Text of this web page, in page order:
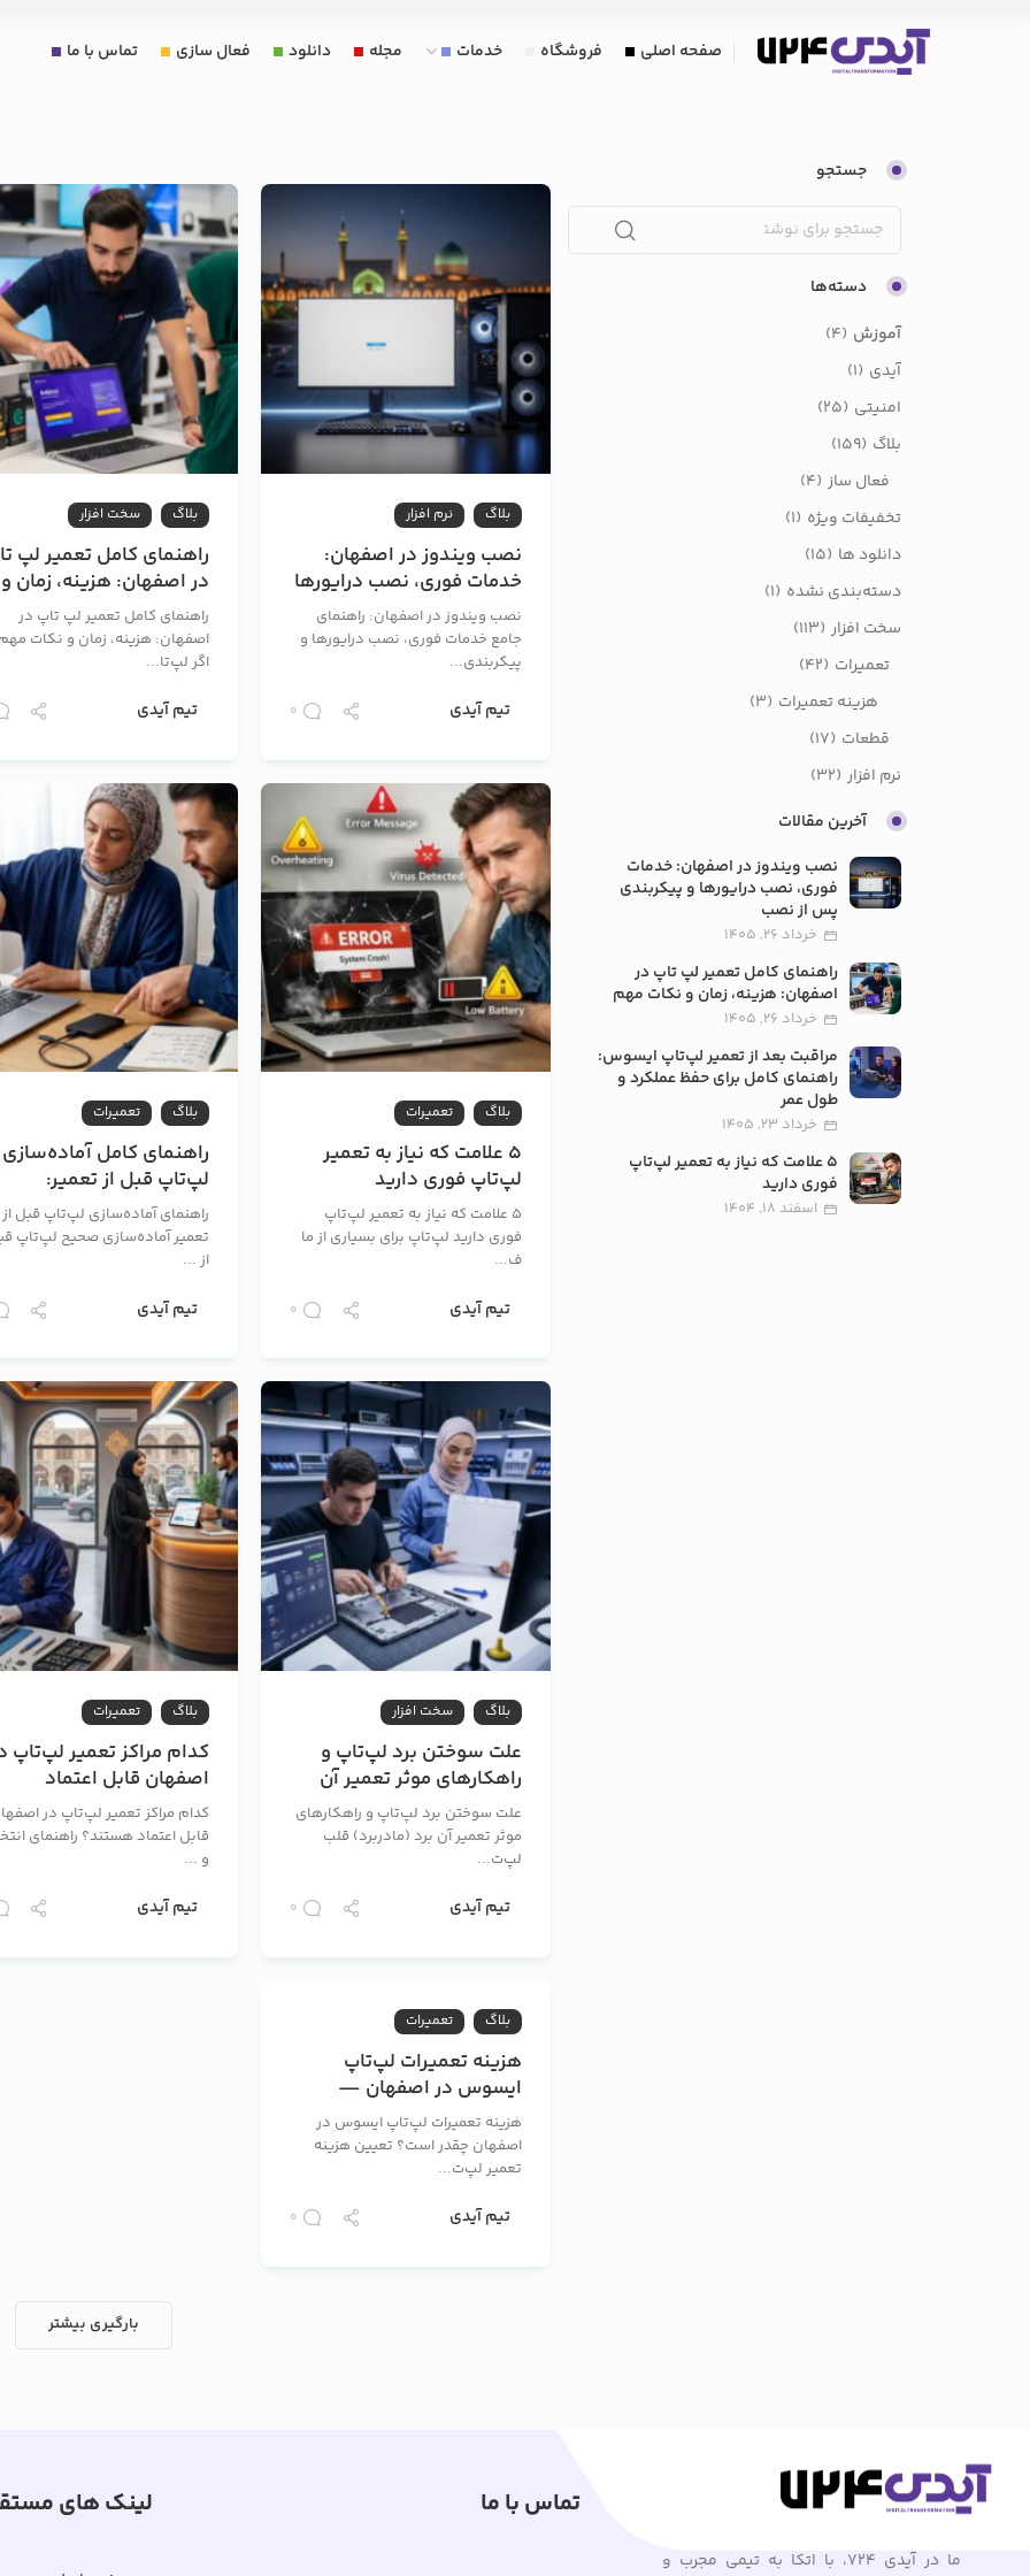
صفحه اصلی فروشگاه خدمات مجله دانلود فعال سازی تماس با ما
جستجو
دسته‌ها
آموزش (4)
آیدی (1)
امنیتی (25)
بلاگ (159)
فعال ساز (4)
تخفیفات ویژه (1)
دانلود ها (15)
دسته‌بندی نشده (1)
سخت افزار (113)
تعمیرات (42)
هزینه تعمیرات (3)
قطعات (17)
نرم افزار (32)
آخرین مقالات
نصب ویندوز در اصفهان: خدمات
فوری، نصب درایورها و پیکربندی
پس از نصب
خرداد 26, 1405
راهنمای کامل تعمیر لپ تاپ در
اصفهان: هزینه، زمان و نکات مهم
خرداد 26, 1405
مراقبت بعد از تعمیر لپ‌تاپ ایسوس:
راهنمای کامل برای حفظ عملکرد و
طول عمر
خرداد 23, 1405
5 علامت که نیاز به تعمیر لپ‌تاپ
فوری دارید
اسفند 18, 1404
بلاگ نرم افزار
نصب ویندوز در اصفهان:
خدمات فوری، نصب درایورها
و پیکربندی پس از نصب
نصب ویندوز در اصفهان: راهنمای
جامع خدمات فوری، نصب درایورها و
پیکربندی...
تیم آیدی 0
بلاگ سخت افزار
راهنمای کامل تعمیر لپ
در اصفهان: هزینه، زمان و
نکات مهم
راهنمای کامل تعمیر لپ تاپ در
اصفهان: هزینه، زمان و نکات
اگر لپ‌تا...
تیم آیدی
بلاگ تعمیرات
5 علامت که نیاز به تعمیر
لپ‌تاپ فوری دارید
5 علامت که نیاز به تعمیر لپ‌تاپ
فوری دارید لپ‌تاپ برای بسیاری از ما
ف...
تیم آیدی 0
بلاگ تعمیرات
راهنمای کامل آماده‌سازی
لپ‌تاپ قبل از تعمیر:
قدم‌به‌قدم برای حفظ
اطلاعات و کاهش
راهنمای آماده‌سازی لپ‌تاپ قبل از
تعمیر آماده‌سازی صحیح لپ‌تاپ
از ...
تیم آیدی
بلاگ سخت افزار
علت سوختن برد لپ‌تاپ و
راهکارهای موثر تعمیر آن
علت سوختن برد لپ‌تاپ و راهکارهای
موثر تعمیر آن برد (مادربرد) قلب
لپ‌ت...
تیم آیدی 0
بلاگ تعمیرات
کدام مراکز تعمیر لپ‌تاپ
اصفهان قابل اعتماد
هستند؟ راهنمای انتخاب
نکات عملی
کدام مراکز تعمیر لپ‌تاپ در
قابل اعتماد هستند؟ راهنمای
و ...
تیم آیدی
بلاگ تعمیرات
هزینه تعمیرات لپ‌تاپ
ایسوس در اصفهان —
قیمت‌ها، عوامل مؤثر و
راهنمای انتخاب تعمیرکار
هزینه تعمیرات لپ‌تاپ ایسوس در
اصفهان چقدر است؟ تعیین هزینه
تعمیر لپ‌ت...
تیم آیدی 0
بارگیری بیشتر
ما در آیدی 724، با اتکا به تیمی مجرب و
تماس با ما لینک های